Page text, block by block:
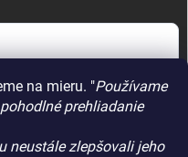
na mieru. "Používame
prehliadanie
neustále zlepšovali jeho